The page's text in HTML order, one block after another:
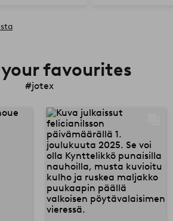
favourites
#jotex